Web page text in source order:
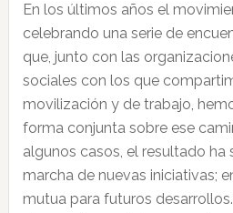
En los últimos años el
celebrando una serie de
que, junto con las
sociales con los que
movilización y de trabajo,
forma conjunta sobre ese
algunos casos, el resultado ha
marcha de nuevas iniciativas;
mutua para futuros